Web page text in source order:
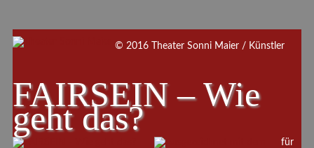
FAIRSEIN – Wie
geht das?
© 2016 Theater Sonni Maier / Künstler
für